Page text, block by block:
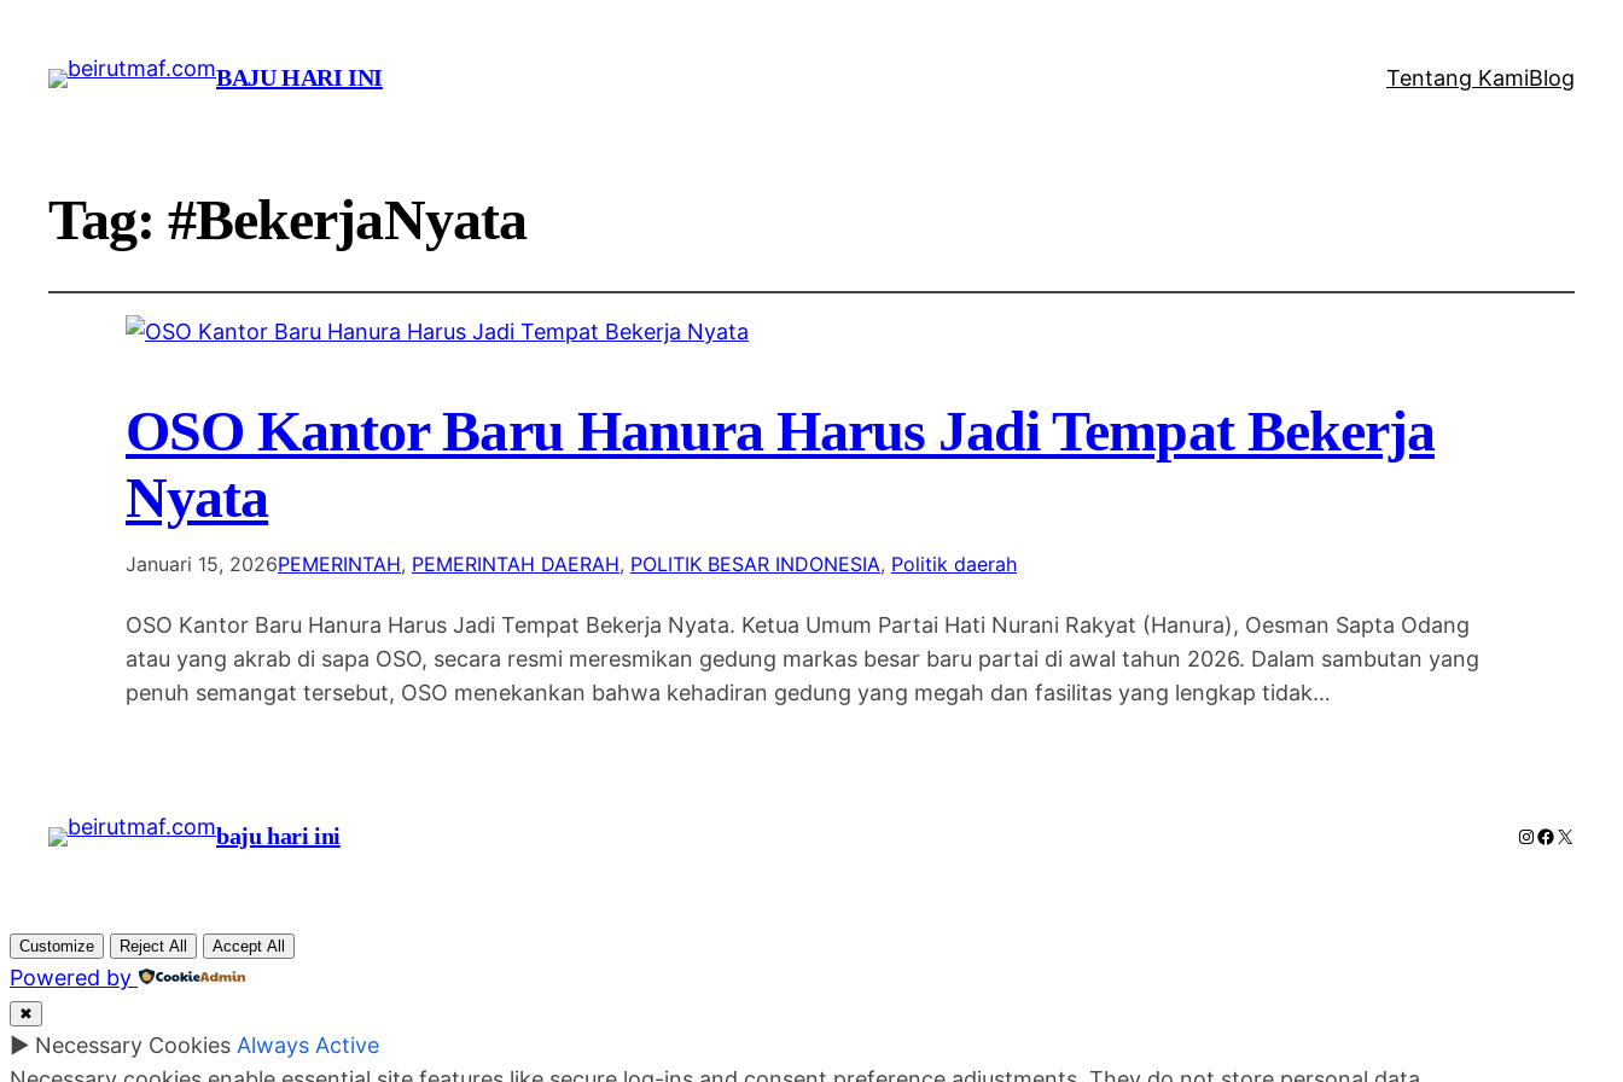
BAJU HARI INI Tentang KamiBlog
Tag:#BekerjaNyata
OSO Kantor Baru Hanura Harus Jadi Tempat Bekerja
Nyata
Januari 15, 2026PEMERINTAH, PEMERINTAH DAERAH, POLITIK BESAR INDONESIA, Politik daerah
OSO Kantor Baru Hanura Harus Jadi Tempat Bekerja Nyata. Ketua Umum Partai Hati Nurani Rakyat (Hanura), Oesman Sapta Odang
atau yang akrab di sapa OSO, secara resmi meresmikan gedung markas besar baru partai di awal tahun 2026. Dalam sambutan yang
penuh semangat tersebut, OSO menekankan bahwa kehadiran gedung yang megah dan fasilitas yang lengkap tidak…
baju hari ini Instagram
X
Customize Reject All Accept All
Powered by
✖
► Necessary Cookies Always Active